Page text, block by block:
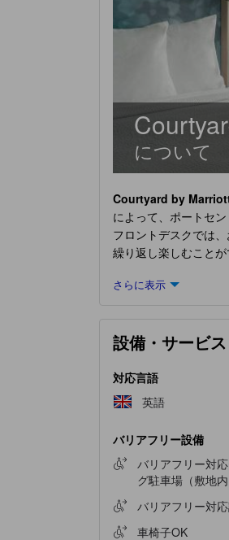
について
Courtyard by
によって、ポートセ
フロントデスクでは
繰り返し楽しむこと
オストリーミング、
しましょう。
さらに表示
設備・サービス
対応言語
英語
バリアフリー設備
バリアフリー対
グ駐車場（敷地内
バリアフリー対
車椅子OK